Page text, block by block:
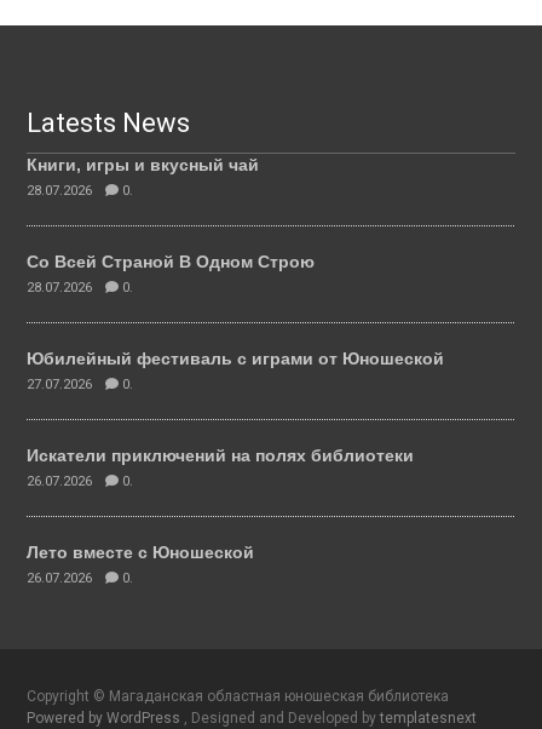
Latests News
Книги, игры и вкусный чай
28.07.2026 0.
Со Всей Страной В Одном Строю
28.07.2026 0.
Юбилейный фестиваль с играми от Юношеской
27.07.2026 0.
Искатели приключений на полях библиотеки
26.07.2026 0.
Лето вместе с Юношеской
26.07.2026 0.
Copyright © Магаданская областная юношеская библиотека
Powered by WordPress
, Designed and Developed bytemplatesnext